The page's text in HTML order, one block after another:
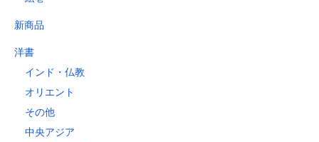
新商品
洋書
インド・仏教
オリエント
その他
中央アジア